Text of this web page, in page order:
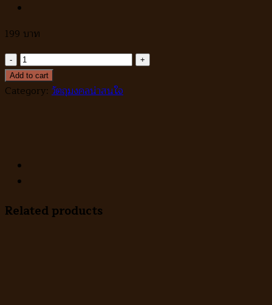
199
ดาบส
รี๋
กัญ
ทรัพย์
ดาบ
quantity
Add to cart
Category: วัตถุมงคลน่าสนใจ
Related products